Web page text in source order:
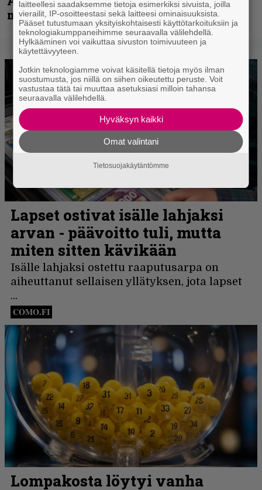
muita avauspäivän esiintyjiä
laitteellesi saadaksemme tietoja esimerkiksi sivuista, joilla
vierailit, IP-osoitteestasi sekä laitteesi ominaisuuksista.
Pääset tutustumaan yksityiskohtaisesti käyttötarkoituksiin ja
teknologiakumppaneihimme seuraavalla välilehdellä.
Hylkääminen voi vaikuttaa sivuston toimivuuteen ja
käytettävyyteen.
Jotkin teknologiamme voivat käsitellä tietoja myös ilman
suostumusta, jos niillä on siihen oikeutettu peruste. Voit
vastustaa tätä tai muuttaa asetuksiasi milloin tahansa
seuraavalla välilehdellä.
Hyväksyn kaikki
Omat valintani
Tietosuojakäytäntömme